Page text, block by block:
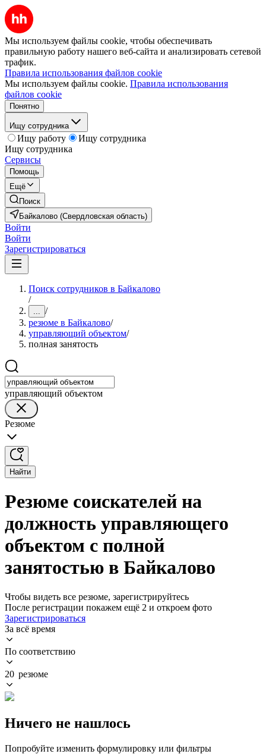
Мы используем файлы cookie, чтобы обеспечивать
правильную работу нашего веб-сайта и анализировать сетевой
трафик.
Правила использования файлов cookie
Мы используем файлы cookie. Правила использования
файлов cookie
Понятно
Ищу сотрудника
Ищу работу
Ищу сотрудника
Ищу сотрудника
Сервисы
Помощь
Ещё
Поиск
Байкалово (Свердловская область)
Войти
Войти
Зарегистрироваться
Поиск сотрудников в Байкалово
/
... /
резюме в Байкалово/
управляющий объектом/
полная занятость
управляющий объектом
Резюме
Найти
Резюме соискателей на
должность управляющего
объектом с полной
занятостью в Байкалово
Чтобы видеть все резюме, зарегистрируйтесь
После регистрации покажем ещё 2 и откроем фото
Зарегистрироваться
За всё время
По соответствию
20 резюме
Ничего не нашлось
Попробуйте изменить формулировку или фильтры